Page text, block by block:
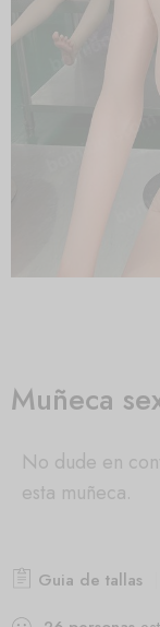
Muñeca
No dude en
esta muñeca.
Guia de tallas